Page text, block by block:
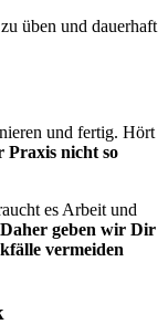
üben und dauerhaft
und fertig. Hört
Praxis nicht so
es Arbeit und
Daher geben wir Dir
vermeiden